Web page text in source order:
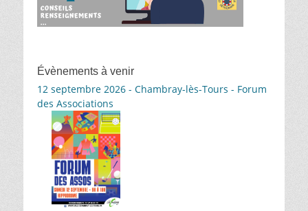
Évènements à venir
12 septembre 2026 - Chambray-lès-Tours - Forum
des Associations